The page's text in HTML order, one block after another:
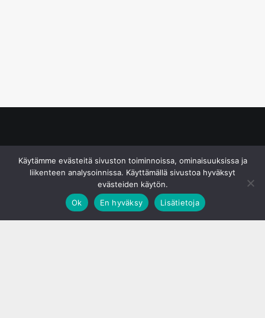
Käytämme evästeitä sivuston toiminnoissa, ominaisuuksissa ja
liikenteen analysoinnissa. Käyttämällä sivustoa hyväksyt
evästeiden käytön.
Ok
En hyväksy Lisätietoja